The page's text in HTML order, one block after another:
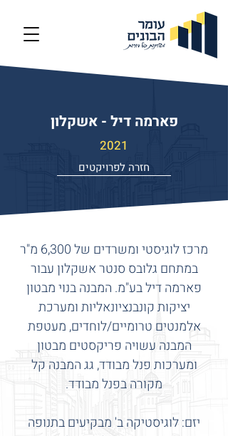
פארמה דיל - אשקלון
2021
חזרה לפרויקטים
מרכז לוגיסטי ומשרדים של 6,300 מ"ר
במתחם גלובס סנטר אשקלון עבור
פארמה דיל בע"מ. המבנה בנוי מבטון
יציקות קונבנציונאליות ומערכת
אלמנטים טרומיים/לוחדים, מעטפת
המבנה עשויה פריקסטים מבטון
ומערכות פנל מבודד, גג המבנה קל
מקורה בפנל מבודד.
יזם: לוגיסטיקה ב' מבקיעים בתנופה